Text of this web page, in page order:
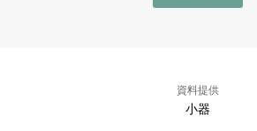
資料提供
小器